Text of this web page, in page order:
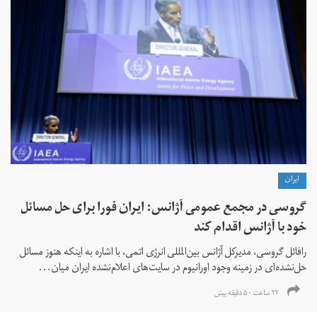
ايران
گروسی در مجمع عمومی آژانس: ایران فورا برای حل مسائل
خود با آژانس اقدام کند
رافائل گروسی، مدیرکل آژانس بین‌المللی انرژی اتمی، با اشاره به اینکه هنوز مسائل
حل‌نشده‌ای در زمینه وجود اورانیوم در سایت‌های اعلام‌نشده ایران میان...
۲۲ ساعت ۵۰ دقیقه پیش